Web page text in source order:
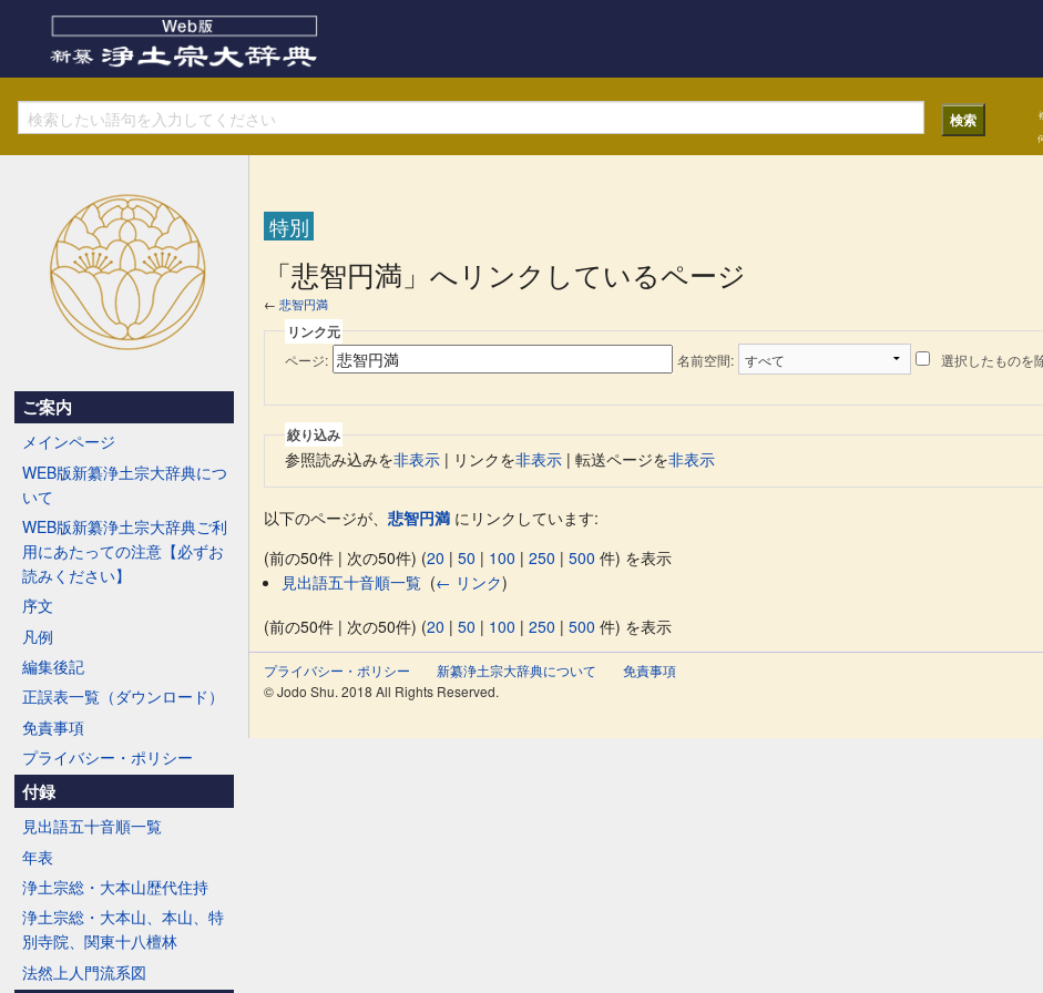
ご案内
メインページ
WEB版新纂浄土宗大辞典につ
いて
WEB版新纂浄土宗大辞典ご利
用にあたっての注意【必ずお
読みください】
序文
凡例
編集後記
正誤表一覧（ダウンロード）
免責事項
プライバシー・ポリシー
付録
見出語五十音順一覧
年表
浄土宗総・大本山歴代住持
浄土宗総・大本山、本山、特
別寺院、関東十八檀林
法然上人門流系図
特別
「悲智円満」へリンクしているページ
←悲智円満
リンク元
ページ: 名前空間: 選択したものを
絞り込み
参照読み込みを非表示| リンクを非表示| 転送ページを非表示
以下のページが、悲智円満 にリンクしています:
(前の50件 | 次の50件) (20 |50 | 100 |250 |500 件) を表示
見出語五十音順一覧‎ (← リンク)
(前の50件 | 次の50件) (20 |50 | 100 |250 |500 件) を表示
プライバシー・ポリシー 新纂浄土宗大辞典について
免責事項
© Jodo Shu. 2018 All Rights Reserved.